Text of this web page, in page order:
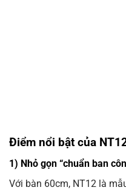
Điểm nổi bật của
1) Nhỏ gọn “chuẩn ban
Với bàn 60cm, NT12 là